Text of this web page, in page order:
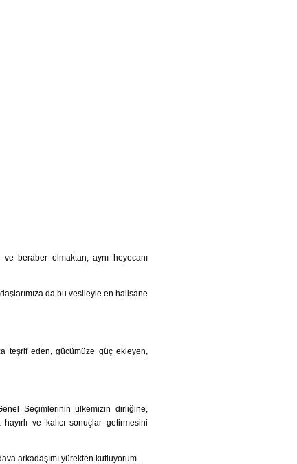
ve beraber olmaktan, aynı heyecanı
da bu vesileyle en halisane
teşrif eden, gücümüze güç ekleyen,
Seçimlerinin ülkemizin dirliğine,
ve kalıcı sonuçlar getirmesini
arkadaşımı yürekten kutluyorum.